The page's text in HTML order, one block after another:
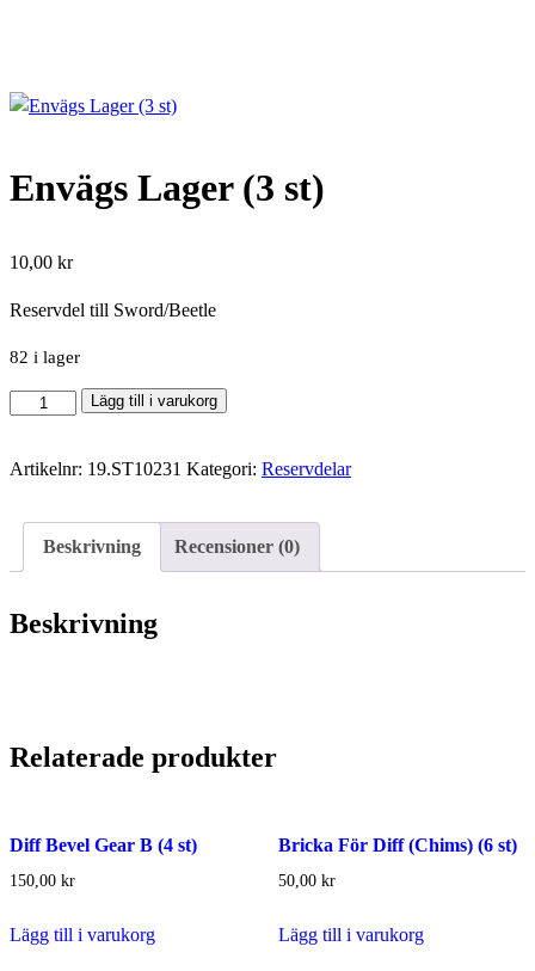
Envägs Lager (3 st)
10,00 kr
Reservdel till Sword/Beetle
82 i lager
Envägs
(3
Lägg till i varukorg
Artikelnr: 19.ST10231 Kategori: Reservdelar
Beskrivning Recensioner (0)
Beskrivning
Relaterade produkter
Diff Bevel Gear B (4 st)
150,00 kr
Lägg till i varukorg
Bricka För Diff (Chims) (6 st)
50,00 kr
Lägg till i varukorg